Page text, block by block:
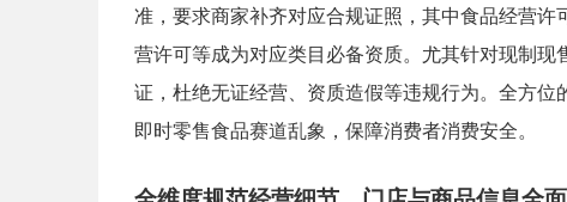
准，要求商家补齐对应合规证照，其中食品经营
营许可等成为对应类目必备资质。尤其针对现制
证，杜绝无证经营、资质造假等违规行为。全方
即时零售食品赛道乱象，保障消费者消费安全。